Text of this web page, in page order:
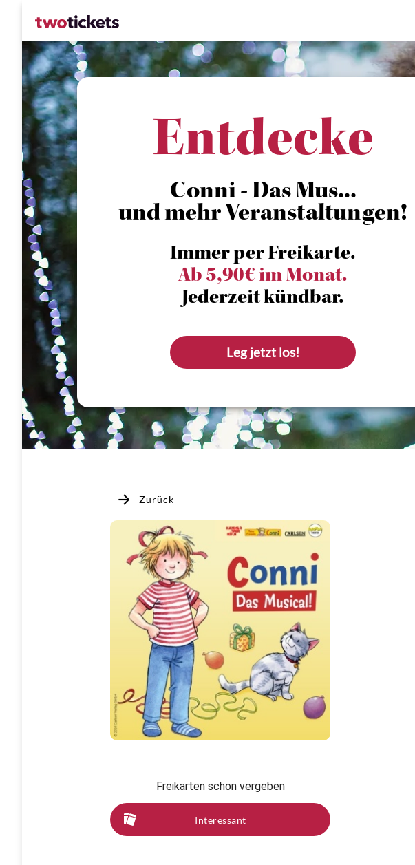
Entdecke
Conni - Das Mus...
und mehr Veranstaltungen!
Immer per Freikarte.
Ab 5,90€ im Monat.
Jederzeit kündbar.
Leg jetzt los!
Zurück
Freikarten schon vergeben
Interessant